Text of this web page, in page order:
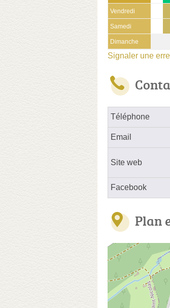
Vendredi
Samedi
Dimanche
Signaler une
Téléphone
Email
Site web
Facebook
Plan